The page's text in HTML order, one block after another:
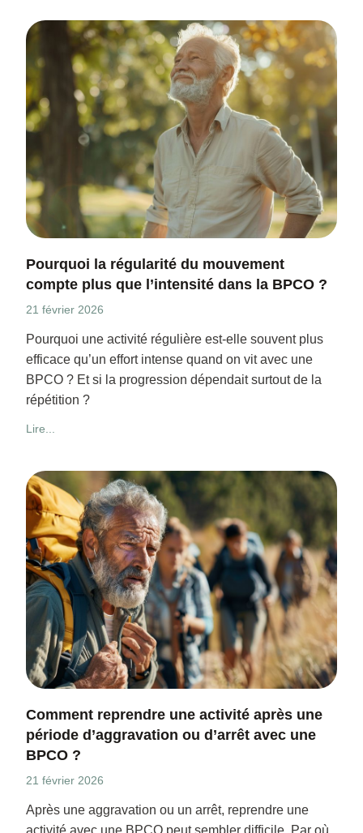
Pourquoi la régularité du mouvement
compte plus que l’intensité dans la BPCO ?
21 février 2026
Pourquoi une activité régulière est-elle souvent plus
efficace qu’un effort intense quand on vit avec une
BPCO ? Et si la progression dépendait surtout de la
répétition ?
Lire...
Comment reprendre une activité après une
période d’aggravation ou d’arrêt avec une
BPCO ?
21 février 2026
Après une aggravation ou un arrêt, reprendre une
activité avec une BPCO peut sembler difficile. Par où